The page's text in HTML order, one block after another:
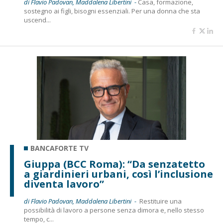
di Flavio Padovan, Maddalena Libertini - Casa, formazione,
sostegno ai figli, bisogni essenziali. Per una donna che sta
uscend...
BANCAFORTE TV
Giuppa (BCC Roma): “Da senzatetto
a giardinieri urbani, così l’inclusione
diventa lavoro”
di Flavio Padovan, Maddalena Libertini - Restituire una
possibilità di lavoro a persone senza dimora e, nello stesso
tempo, c...